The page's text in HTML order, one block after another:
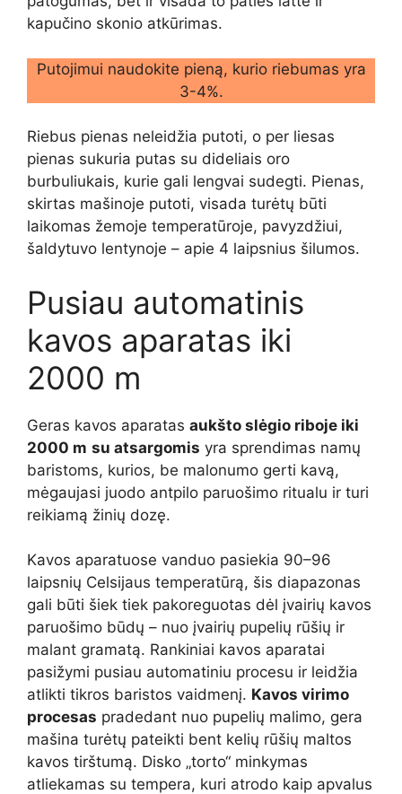
kapučino skonio atkūrimas.
Putojimui naudokite pieną, kurio riebumas yra
3-4%.
Riebus pienas neleidžia putoti, o per liesas
pienas sukuria putas su dideliais oro
burbuliukais, kurie gali lengvai sudegti. Pienas,
skirtas mašinoje putoti, visada turėtų būti
laikomas žemoje temperatūroje, pavyzdžiui,
šaldytuvo lentynoje – apie 4 laipsnius šilumos.
Pusiau automatinis
kavos aparatas iki
2000 m
Geras kavos aparatas aukšto slėgio riboje iki
2000 m su atsargomis yra sprendimas namų
baristoms, kurios, be malonumo gerti kavą,
mėgaujasi juodo antpilo paruošimo ritualu ir turi
reikiamą žinių dozę.
Kavos aparatuose vanduo pasiekia 90–96
laipsnių Celsijaus temperatūrą, šis diapazonas
gali būti šiek tiek pakoreguotas dėl įvairių kavos
paruošimo būdų – nuo įvairių pupelių rūšių ir
malant gramatą. Rankiniai kavos aparatai
pasižymi pusiau automatiniu procesu ir leidžia
atlikti tikros baristos vaidmenį. Kavos virimo
procesas pradedant nuo pupelių malimo, gera
mašina turėtų pateikti bent kelių rūšių maltos
kavos tirštumą. Disko „torto“ minkymas
atliekamas su tempera, kuri atrodo kaip apvalus